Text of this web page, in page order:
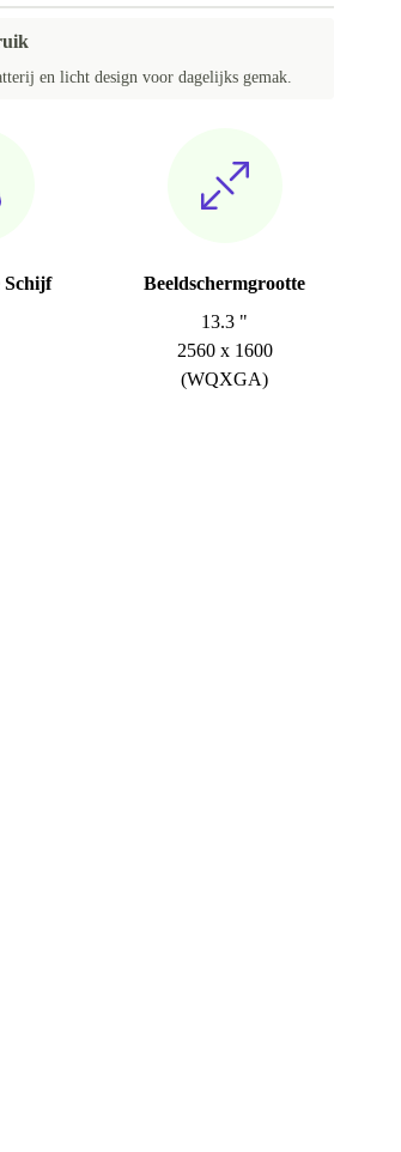
en licht design voor dagelijks gemak.
Schijf
Beeldschermgrootte
13.3 "
2560 x 1600
(WQXGA)